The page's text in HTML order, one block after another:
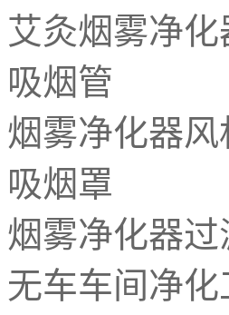
艾灸烟雾净化
吸烟管
烟雾净化器风
吸烟罩
烟雾净化器过
无车车间净化